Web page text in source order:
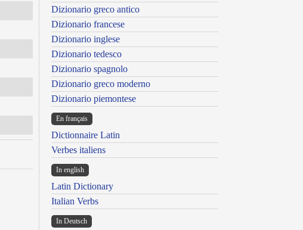
Dizionario greco antico
Dizionario francese
Dizionario inglese
Dizionario tedesco
Dizionario spagnolo
Dizionario greco moderno
Dizionario piemontese
En français
Dictionnaire Latin
Verbes italiens
In english
Latin Dictionary
Italian Verbs
In Deutsch